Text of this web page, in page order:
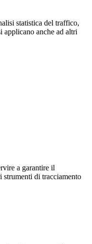
statistica del traffico,
applicano anche ad altri
a garantire il
strumenti di tracciamento